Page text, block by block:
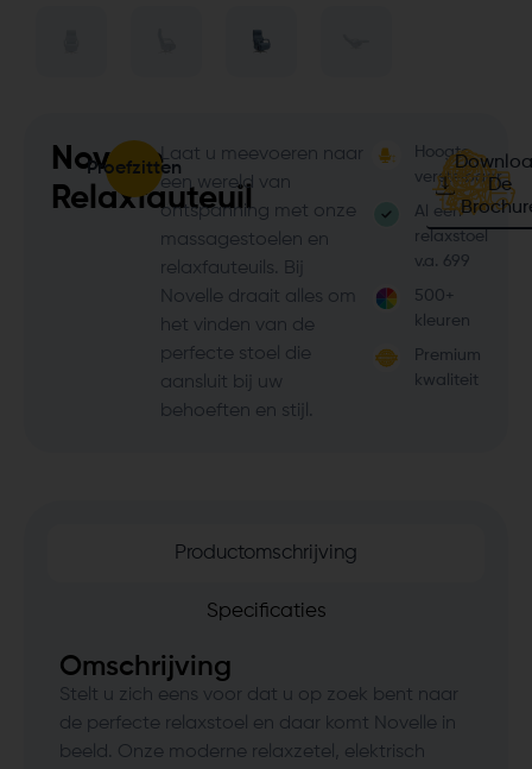
Novelle
Relaxfauteuil
Proefzitten
Laat u meevoeren naar
een wereld van
ontspanning met onze
massagestoelen en
relaxfauteuils. Bij
Novelle draait alles om
het vinden van de
perfecte stoel die
aansluit bij uw
behoeften en stijl.
Hoogte
verstelbaar
Al een
relaxstoel
v.a. 699
500+
kleuren
Premium
kwaliteit
De
Productomschrijving
Specificaties
Omschrijving
Stelt u zich eens voor dat u op zoek bent naar
de perfecte relaxstoel en daar komt Novelle in
beeld. Onze moderne relaxzetel, elektrisch